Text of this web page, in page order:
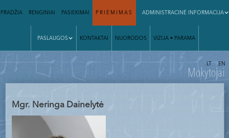
PRADŽIA RENGINIAI PASIEKIMAI PRIĖMIMAS ADMINISTRACINĖ INFORMACIJA
PASLAUGOS KONTAKTAI NUORODOS VIZIJA • PARAMA
| LT EN
Mokytojai
Mgr. Neringa Dainelytė